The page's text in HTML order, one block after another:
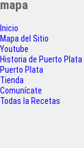
e
b
o
o
k
t
e
r
p
mapa
Inicio
Mapa del Sitio
Youtube
Historia de Puerto Plata
Puerto Plata
Tienda
Comunícate
Todas la Recetas